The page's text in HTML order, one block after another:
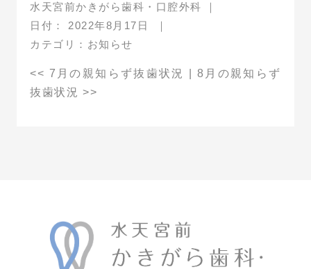
水天宮前かきがら歯科・口腔外科
｜
日付： 2022年8月17日
｜
カテゴリ： お知らせ
<< 7月の親知らず抜歯状況
8月の親知らず
抜歯状況>>